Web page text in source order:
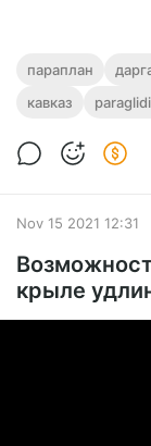
параплан
кавказ
Nov 15 2021 12:31
крыле